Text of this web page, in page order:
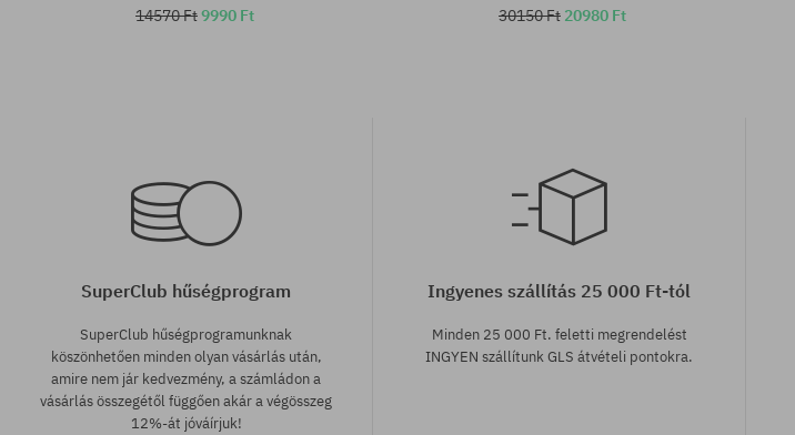
14570 Ft9990 Ft 30150 Ft 20980 Ft
SuperClub hűségprogram
SuperClub hűségprogramunknak
köszönhetően minden olyan vásárlás után,
amire nem jár kedvezmény, a számládon a
vásárlás összegétől függően akár a végösszeg
12%-át jóváírjuk!
Ingyenes szállítás 25 000 Ft-tól
Minden 25 000 Ft. feletti megrendelést
INGYEN szállítunk GLS átvételi pontokra.